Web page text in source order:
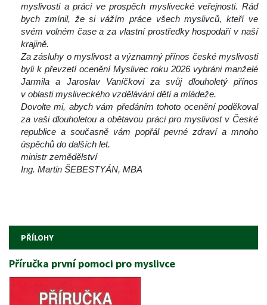
myslivosti a práci ve prospěch myslivecké veřejnosti. Rád
bych zmínil, že si vážím práce všech myslivců, kteří ve
vém volném čase a za vlastní prostředky hospodaří v naší
krajině.
Za zásluhy o myslivost a významný přínos české myslivosti
byli k převzetí ocenění Myslivec roku 2026 vybráni manželé
Jarmila a Jaroslav Vaníčkovi za svůj dlouholetý přínos
v oblasti mysliveckého vzdělávání dětí a mládeže.
Dovolte mi, abych vám předáním tohoto ocenění poděkoval
za vaši dlouholetou a obětavou práci pro myslivost v České
republice a současně vám popřál pevné zdraví a mnoho
úspěchů do dalších let.
ministr zemědělství
Ing. Martin ŠEBESTYÁN, MBA
PŘÍLOHY
Příručka první pomoci pro myslivce